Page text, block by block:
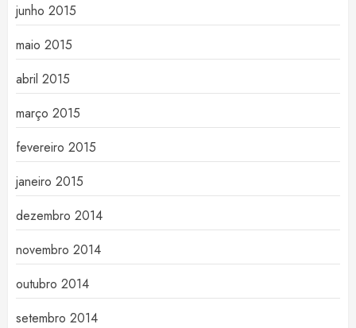
junho 2015
maio 2015
abril 2015
março 2015
fevereiro 2015
janeiro 2015
dezembro 2014
novembro 2014
outubro 2014
setembro 2014